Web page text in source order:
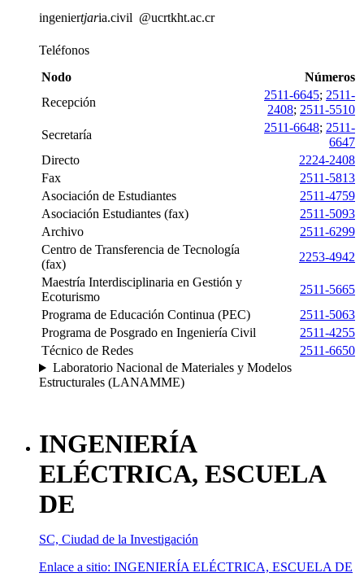
ingeniertjaria.civil @ucrtkht.ac.cr
Teléfonos
Nodo
Números
Recepción
2511-6645; 2511-
2408; 2511-5510
Secretaría
2511-6648; 2511-
6647
Directo
2224-2408
Fax
2511-5813
Asociación de Estudiantes
2511-4759
Asociación Estudiantes (fax)
2511-5093
Archivo
2511-6299
Centro de Transferencia de Tecnología
(fax)
2253-4942
Maestría Interdisciplinaria en Gestión y
Ecoturismo
2511-5665
Programa de Educación Continua (PEC)
2511-5063
Programa de Posgrado en Ingeniería Civil
2511-4255
Técnico de Redes
2511-6650
Laboratorio Nacional de Materiales y Modelos
Estructurales (LANAMME)
INGENIERÍA
ELÉCTRICA, ESCUELA
DE
SC, Ciudad de la Investigación
Enlace a sitio: INGENIERÍA ELÉCTRICA, ESCUELA DE